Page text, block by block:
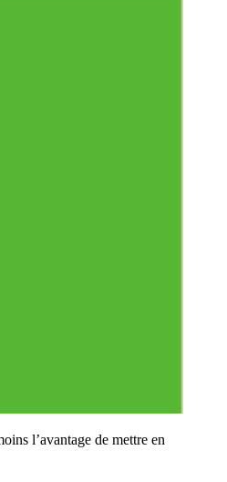
l’avantage de mettre en